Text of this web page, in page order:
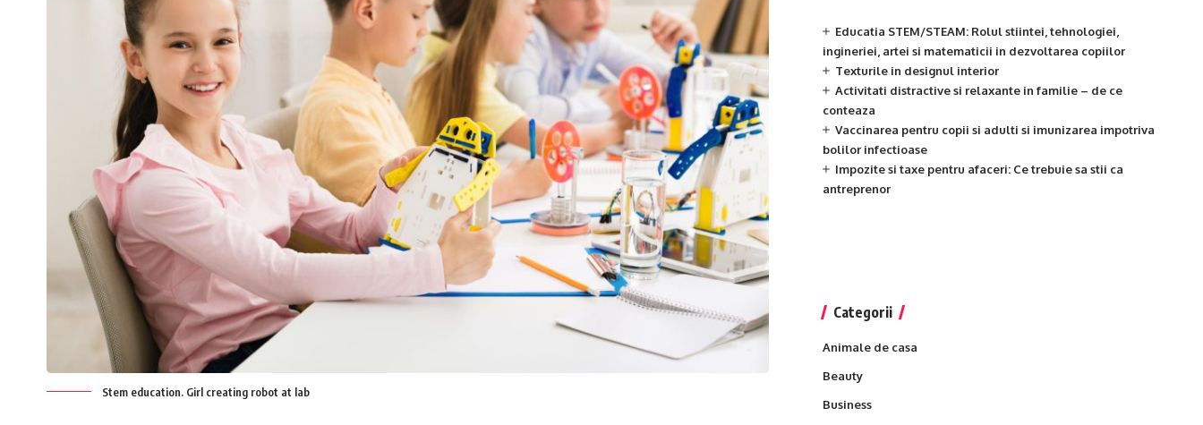
Stem education. Girl creating robot at lab
Educatia STEM/STEAM: Rolul stiintei, tehnologiei,
ingineriei, artei si matematicii in dezvoltarea copiilor
Texturile in designul interior
Activitati distractive si relaxante in familie – de ce
conteaza
Vaccinarea pentru copii si adulti si imunizarea impotriva
bolilor infectioase
Impozite si taxe pentru afaceri: Ce trebuie sa stii ca
antreprenor
Categorii
Animale de casa
Beauty
Business